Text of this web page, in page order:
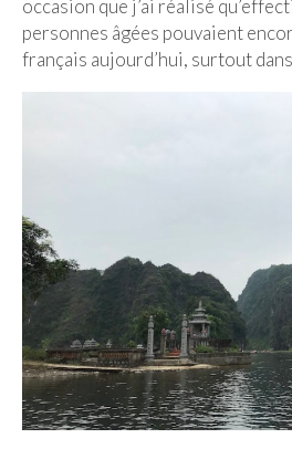
occasion que j’ai réalisé
personnes âgées pouvaient
français aujourd’hui, surtout